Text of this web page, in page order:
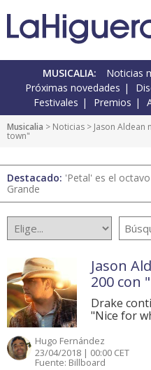
MUSICALIA: Noticias
Próximas novedades
Festivales
Premios
Musicalia > Noticias > Jason Aldean
town"
Destacado: 'Petal' es el
Grande
Jason
200 con
Drake
"Nice for
Hugo Fernández
23/04/2018 | 00:00 CET
Fuente: Billboard